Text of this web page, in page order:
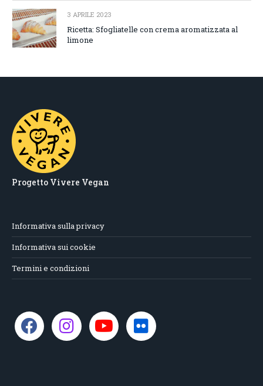
3 APRILE 2023
Ricetta: Sfogliatelle con crema aromatizzata al
limone
Progetto Vivere Vegan
Informativa sulla privacy
Informativa sui cookie
Termini e condizioni